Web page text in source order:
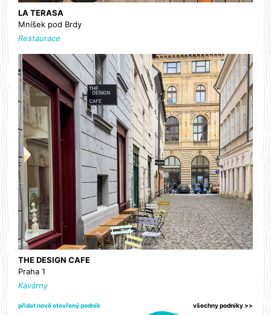
LA TERASA
Mníšek pod Brdy
Restaurace
THE DESIGN CAFE
Praha 1
Kavárny
přidat nově otevřený podnik všechny podniky >>